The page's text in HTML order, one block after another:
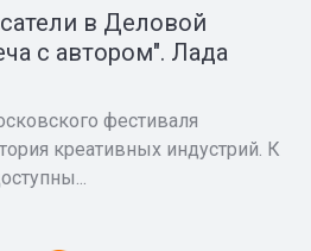
в Деловой
с автором". Лада
фестиваля
креативных индустрий. К